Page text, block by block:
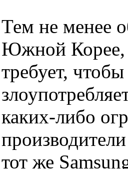
Тем не менее
Южной Корее,
требует,
каких-либо
тот же